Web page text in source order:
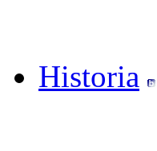
Historia